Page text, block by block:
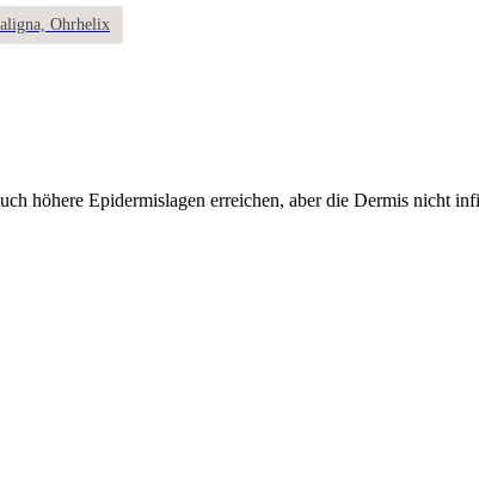
Ohrhelix
höhere Epidermislagen erreichen, aber die Dermis nicht